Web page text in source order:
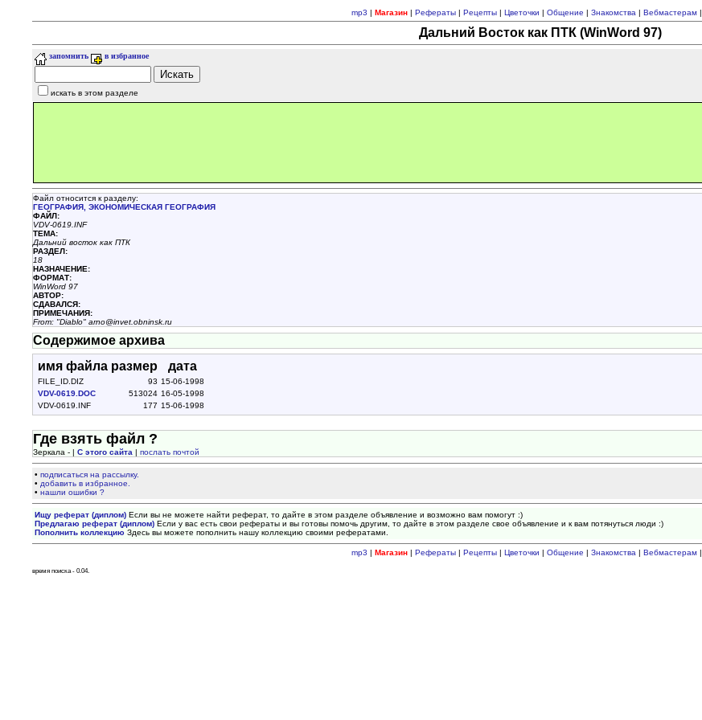
mp3 | Магазин| Рефераты| Рецепты| Цветочки | Общение | Знакомства | Вебмастерам|
Дальний Восток как ПТК (WinWord 97)
запомнить в избранное
искать в этом разделе
Файл относится к разделу:
ГЕОГРАФИЯ, ЭКОHОМИЧЕСКАЯ ГЕОГРАФИЯ
ФАЙЛ:
VDV-0619.INF
ТЕМА:
Дальний восток как ПТК
РАЗДЕЛ:
18
НАЗHАЧЕНИЕ:
ФОРМАТ:
WinWord 97
АВТОР:
СДАВАЛСЯ:
ПРИМЕЧАНИЯ:
From: "Diablo" arno@invet.obninsk.ru
Содержимое архива
имя файла размер дата
FILE_ID.DIZ 93 15-06-1998
VDV-0619.DOC
513024 16-05-1998
VDV-0619.INF
177 15-06-1998
Где взять файл ?
Зеркала - |С этого сайта |послать почтой
•подписаться на рассылку.
• добавить в избранное.
•нашли ошибки ?
Ищу реферат (диплом) Если вы не можете найти реферат, то дайте в этом разделе объявление и возможно вам помогут :)
Предлагаю реферат (диплом) Если у вас есть свои рефераты и вы готовы помочь другим, то дайте в этом разделе свое объявление и к вам потянуться люди :)
Пополнить коллекцию Здесь вы можете пополнить нашу коллекцию своими рефератами.
mp3 | Магазин| Рефераты| Рецепты| Цветочки | Общение | Знакомства | Вебмастерам|
время поиска - 0.04.